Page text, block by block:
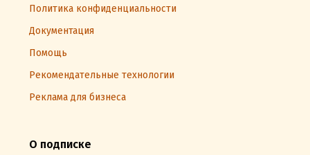
Политика конфиденциальности
Документация
Помощь
Рекомендательные технологии
Реклама для бизнеса
О подписке